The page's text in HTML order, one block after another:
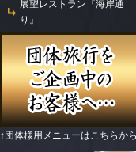
展望レストラン『海岸通
り』
↑団体様用メニューはこちらか